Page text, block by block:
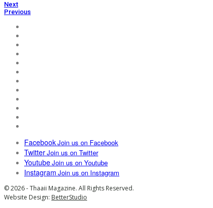
Next
Previous
FacebookJoin us on Facebook
TwitterJoin us on Twitter
YoutubeJoin us on Youtube
Instagram Join us on Instagram
© 2026 - Thaaii Magazine. All Rights Reserved.
Website Design: BetterStudio